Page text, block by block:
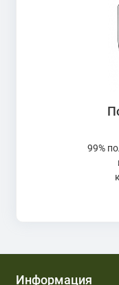
99%
Информация